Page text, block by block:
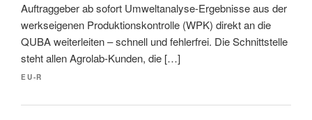
Auftraggeber ab sofort Umweltanalyse-Ergebnisse aus der
werkseigenen Produktionskontrolle (WPK) direkt an die
QUBA weiterleiten – schnell und fehlerfrei. Die Schnittstelle
steht allen Agrolab-Kunden, die […]
EU-R